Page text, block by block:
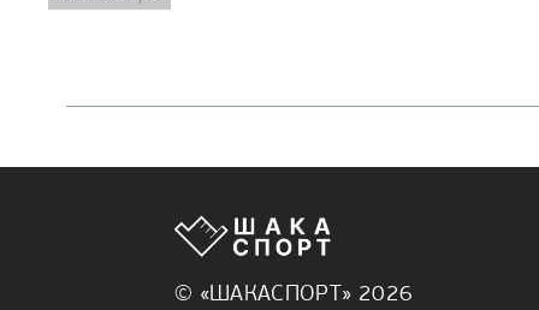
© «ШАКАСПОРТ» 2026